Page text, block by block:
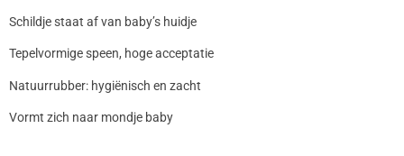
Schildje staat af van baby’s huidje
Tepelvormige speen, hoge acceptatie
Natuurrubber: hygiënisch en zacht
Vormt zich naar mondje baby